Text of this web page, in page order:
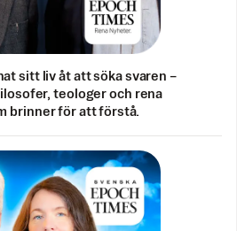
sitt liv åt att söka svaren –
teologer och rena
brinner för att förstå.